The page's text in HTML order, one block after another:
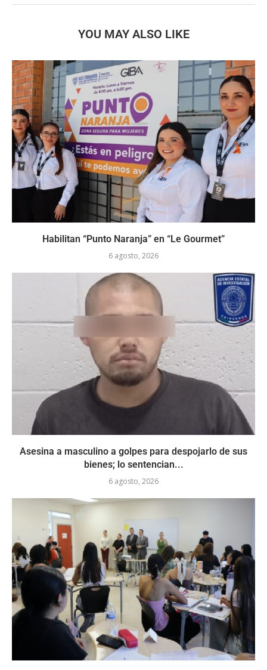
YOU MAY ALSO LIKE
Habilitan “Punto Naranja” en “Le Gourmet”
6 agosto, 2026
Asesina a masculino a golpes para despojarlo de sus
bienes; lo sentencian...
6 agosto, 2026